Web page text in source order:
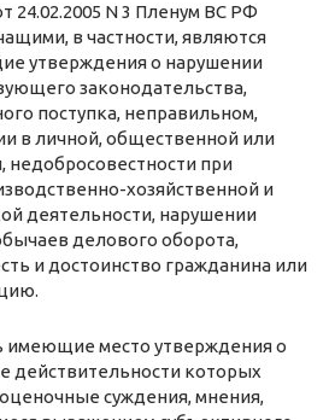
24.02.2005 N 3 Пленум ВС РФ
в частности, являются
утверждения о нарушении
законодательства,
поступка, неправильном,
в личной, общественной или
недобросовестности при
хозяйственной и
деятельности, нарушении
делового оборота,
и достоинство гражданина или
имеющие место утверждения о
действительности которых
суждения, мнения,